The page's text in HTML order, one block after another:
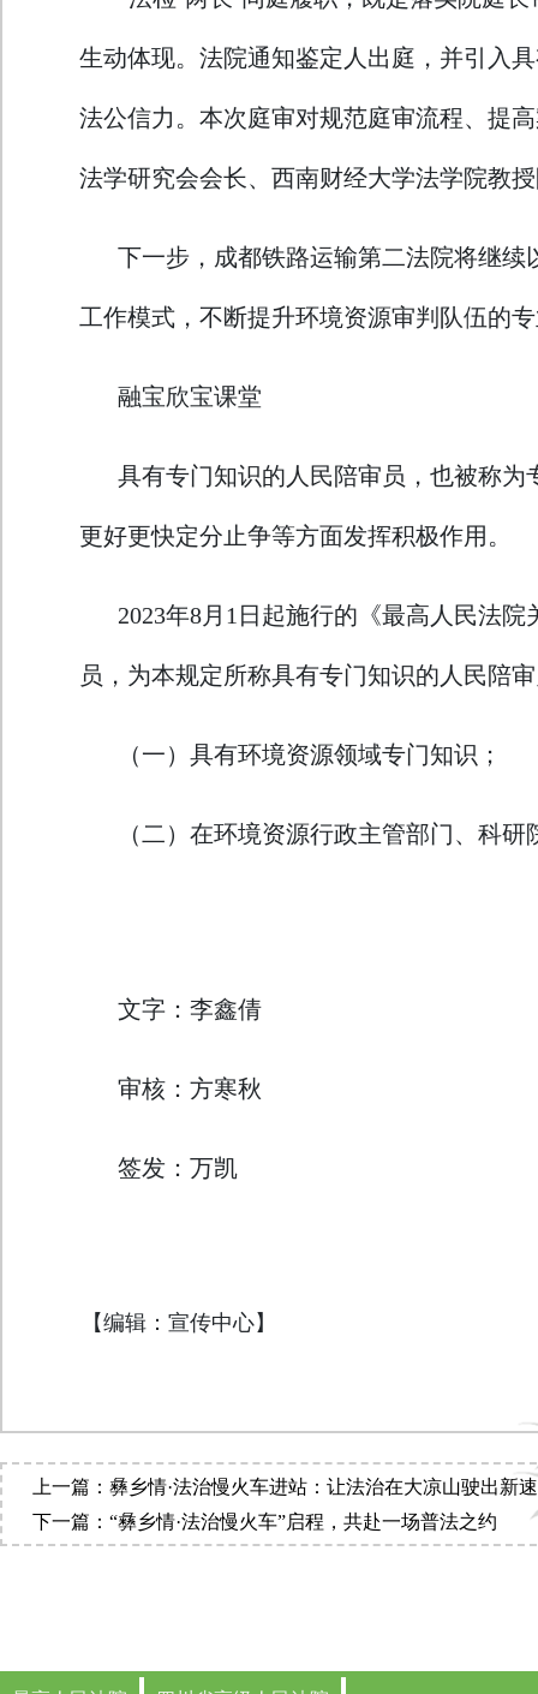
生动体现。法院通知鉴定人出庭，并引入
法公信力。本次庭审对规范庭审流程、提
法学研究会会长、西南财经大学法学院教
下一步，成都铁路运输第二法院将继
工作模式，不断提升环境资源审判队伍的
融宝欣宝课堂
具有专门知识的人民陪审员，也被称
更好更快定分止争等方面发挥积极作用。
2023年8月1日起施行的《最高人民法
员，为本规定所称具有专门知识的人民陪
（一）具有环境资源领域专门知识；
（二）在环境资源行政主管部门、科
文字：李鑫倩
审核：方寒秋
签发：万凯
【编辑：宣传中心】
上一篇：彝乡情·法治慢火车进站：让法治在大凉山驶出新
下一篇：“彝乡情·法治慢火车”启程，共赴一场普法之约